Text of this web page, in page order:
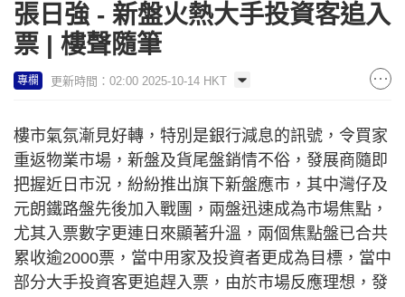
張日強 - 新盤火熱大手投資客追入
票 | 樓聲隨筆
專欄 更新時間：02:00 2025-10-14 HKT
樓市氣氛漸見好轉，特別是銀行減息的訊號，令買家
重返物業市場，新盤及貨尾盤銷情不俗，發展商隨即
把握近日市況，紛紛推出旗下新盤應市，其中灣仔及
元朗鐵路盤先後加入戰團，兩盤迅速成為市場焦點，
尤其入票數字更連日來顯著升溫，兩個焦點盤已合共
累收逾2000票，當中用家及投資者更成為目標，當中
部分大手投資客更追趕入票，由於市場反應理想，發